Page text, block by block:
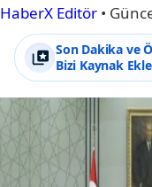
HaberX Editör •
Son Dakika ve
Bizi Kaynak